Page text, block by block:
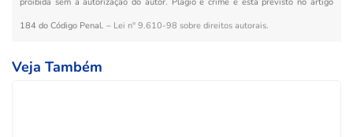
184 do Código Penal. – Lei n° 9.610-98 sobre direitos autorais.
Veja Também